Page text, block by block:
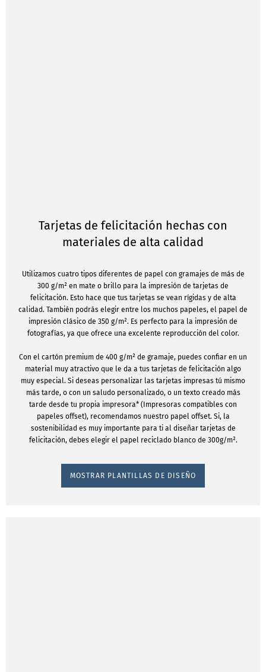
Tarjetas de felicitación hechas con
materiales de alta calidad
Utilizamos cuatro tipos diferentes de papel con gramajes de más de
300 g/m² en mate o brillo para la impresión de tarjetas de
felicitación. Esto hace que tus tarjetas se vean rígidas y de alta
calidad. También podrás elegir entre los muchos papeles, el papel de
impresión clásico de 350 g/m². Es perfecto para la impresión de
fotografías, ya que ofrece una excelente reproducción del color.
Con el cartón premium de 400 g/m² de gramaje, puedes confiar en un
material muy atractivo que le da a tus tarjetas de felicitación algo
muy especial. Si deseas personalizar las tarjetas impresas tú mismo
más tarde, o con un saludo personalizado, o un texto creado más
tarde desde tu propia impresora* (Impresoras compatibles con
papeles offset), recomendamos nuestro papel offset. Si, la
sostenibilidad es muy importante para ti al diseñar tarjetas de
felicitación, debes elegir el papel reciclado blanco de 300g/m².
MOSTRAR PLANTILLAS DE DISEÑO